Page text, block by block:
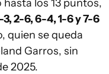
los 13 puntos,
2-6, 6-4, 1-6 y 7-6
quien se queda
Garros, sin
2025.